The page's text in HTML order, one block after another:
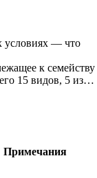
условиях — что
к семейству
15 видов, 5 из…
Примечания